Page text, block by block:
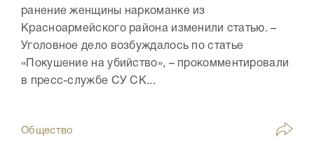
ранение женщины наркоманке из
Красноармейского района изменили статью. –
Уголовное дело возбуждалось по статье
«Покушение на убийство», – прокомментировали
в пресс-службе СУ СК...
Общество